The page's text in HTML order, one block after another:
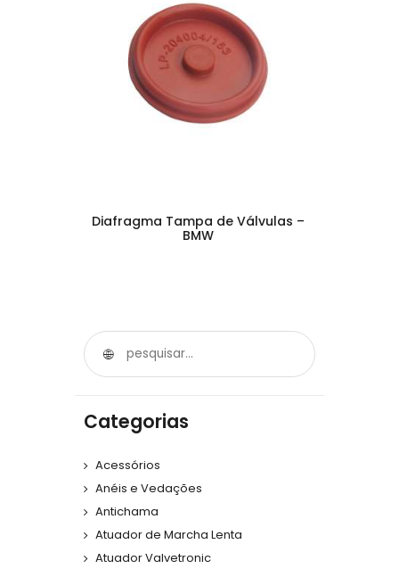
Diafragma Tampa de Válvulas –
BMW
Categorias
Acessórios
Anéis e Vedações
Antichama
Atuador de Marcha Lenta
Atuador Valvetronic